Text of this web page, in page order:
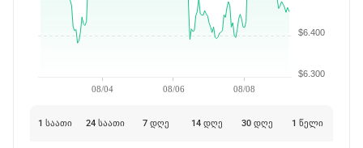
08/04 08/06 08/08
$6.300
$6.400
1 საათი 24 საათი 7 დღე 14 დღე 30 დღე 1 წელი